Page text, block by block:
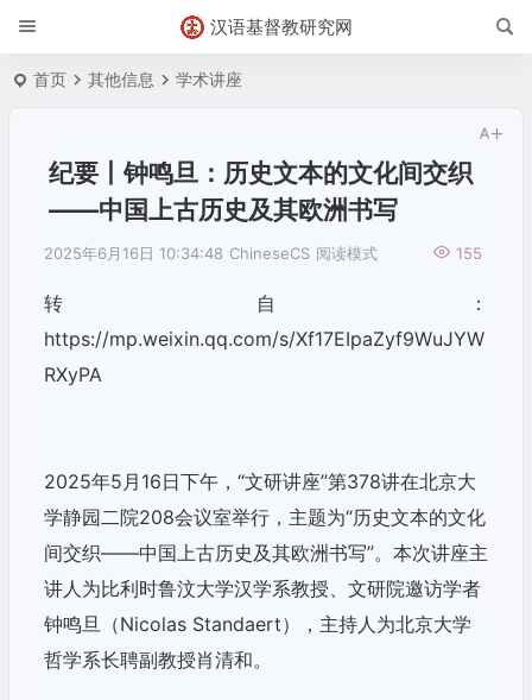
汉语基督教研究网
首页 其他信息 学术讲座
纪要丨钟鸣旦：历史文本的文化间交织
——中国上古历史及其欧洲书写
2025年6月16日 10:34:48 ChineseCS 155
阅读模式
转自：
https://mp.weixin.qq.com/s/Xf17EIpaZyf9WuJYW
RXyPA
2025年5月16日下午，“文研讲座”第378讲在北京大
学静园二院208会议室举行，主题为“历史文本的文化
间交织——中国上古历史及其欧洲书写”。本次讲座主
讲人为比利时鲁汶大学汉学系教授、文研院邀访学者
钟鸣旦（Nicolas Standaert），主持人为北京大学
哲学系长聘副教授肖清和。